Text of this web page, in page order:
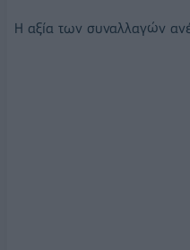
Η αξία των συναλλαγών